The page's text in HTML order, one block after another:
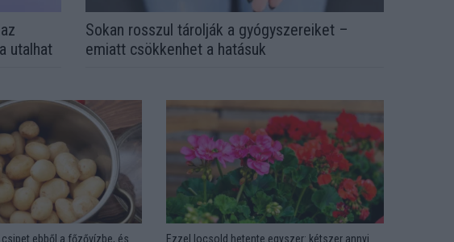
utalhat
Sokan rosszul tárolják a gyógyszereiket –
emiatt csökkenhet a hatásuk
csipet ebből a főzővízbe, és Ezzel locsold hetente egyszer: kétszer annyi